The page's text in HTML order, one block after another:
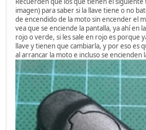
imagen) para saber si la llave tiene o no
de encendido de la moto sin encender el
vea que se enciende la pantalla, ya ahí en
rojo o verde, si les sale en rojo es porque
llave y tienen que cambiarla, y por eso es
al arrancar la moto e incluso se encienden